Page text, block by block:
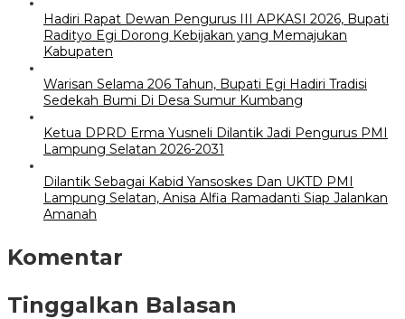
Hadiri Rapat Dewan Pengurus III APKASI 2026, Bupati
Radityo Egi Dorong Kebijakan yang Memajukan
Kabupaten
Warisan Selama 206 Tahun, Bupati Egi Hadiri Tradisi
Sedekah Bumi Di Desa Sumur Kumbang
Ketua DPRD Erma Yusneli Dilantik Jadi Pengurus PMI
Lampung Selatan 2026-2031
Dilantik Sebagai Kabid Yansoskes Dan UKTD PMI
Lampung Selatan, Anisa Alfia Ramadanti Siap Jalankan
Amanah
Komentar
Tinggalkan Balasan